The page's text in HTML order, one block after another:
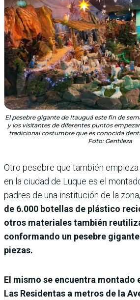
El pesebre gigante de Itauguá este fin de
y los visitantes de diferentes puntos
tradicional costumbre que es conocida
Foto: Gentileza
Otro pesebre que también
en la ciudad de Luque es el
padres de una institución de la zona,
de 6.000 botellas de plástico
otros materiales también
conformando un pesebre
piezas.
El mismo se encuentra montado
Las Residentas a metros de la